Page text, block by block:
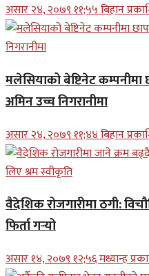
असार २४, २०७९ ११;५५ बिहान
मलेसियाको बेष्टिनेट
अमिन उच्च निगरानीमा
असार २४, २०७९ ११;४४ बिहान
वैदेशिक रोजगारीमा ठगी:
फिर्ता गर्‍यो
असार १४, २०७९ १२;५६ मध्यान्ह